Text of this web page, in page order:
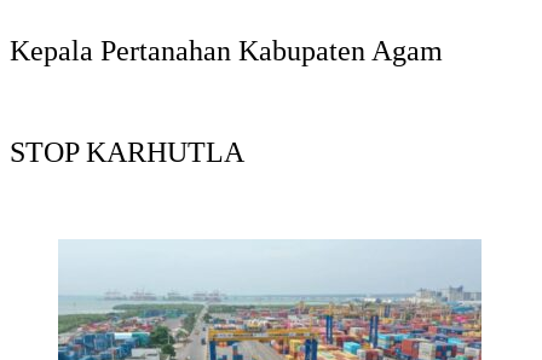
Kepala Pertanahan Kabupaten Agam
STOP KARHUTLA